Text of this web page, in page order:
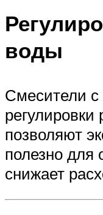
воды
Смесители
регулировки
позволяют
полезно
снижает